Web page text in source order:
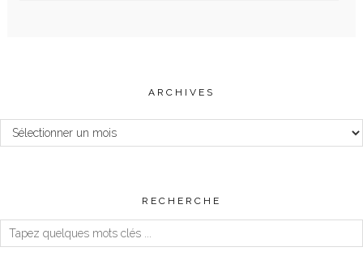
ARCHIVES
Archives
RECHERCHE